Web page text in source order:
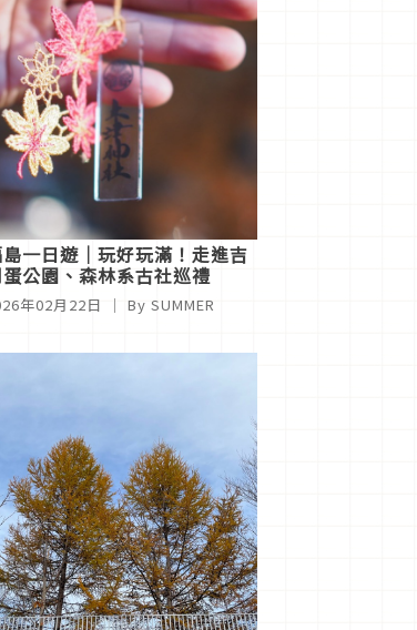
一日遊｜玩好玩滿！走進吉
公園、森林系古社巡禮
年02月22日 ｜ By SUMMER